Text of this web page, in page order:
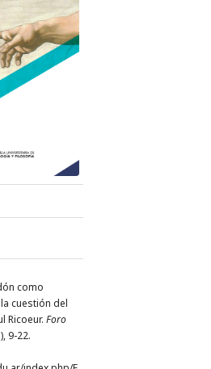
como
cuestión del
Ricoeur. Foro
9-22.